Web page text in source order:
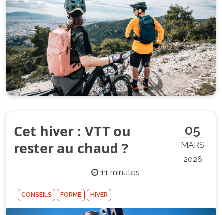
05
MARS
2026
Cet hiver : VTT ou
rester au chaud ?
11 minutes
CONSEILS FORME HIVER